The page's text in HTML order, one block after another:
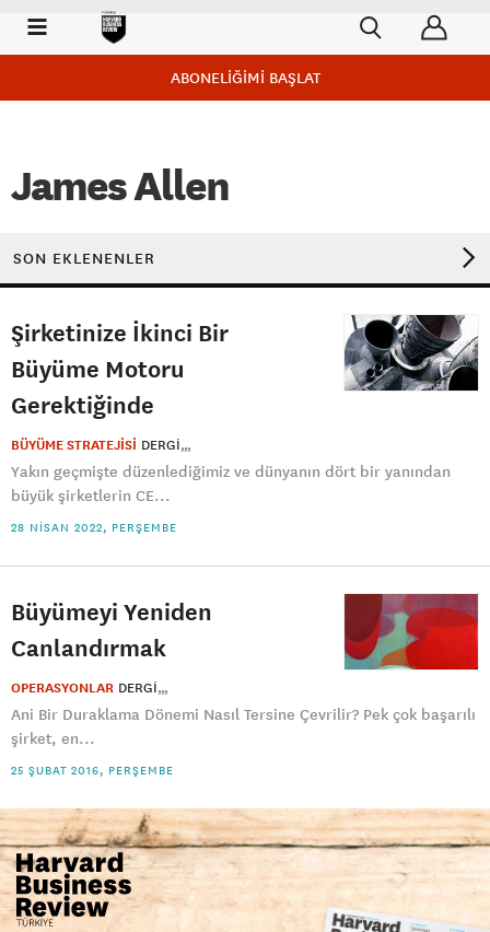
ABONELİĞİMİ BAŞLAT
James Allen
SON EKLENENLER
Şirketinize İkinci Bir
Büyüme Motoru
Gerektiğinde
BÜYÜME STRATEJİSİ DERGI
Yakın geçmişte düzenlediğimiz ve dünyanın dört bir yanından
büyük şirketlerin CE...
28 NISAN 2022, PERŞEMBE
Büyümeyi Yeniden
Canlandırmak
OPERASYONLAR DERGI
Ani Bir Duraklama Dönemi Nasıl Tersine Çevrilir? Pek çok başarılı
şirket, en...
25 ŞUBAT 2016, PERŞEMBE